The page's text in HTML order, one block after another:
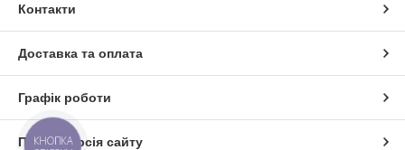
Контакти
Доставка та оплата
Графік роботи
Повна версія сайту
КНОПКА